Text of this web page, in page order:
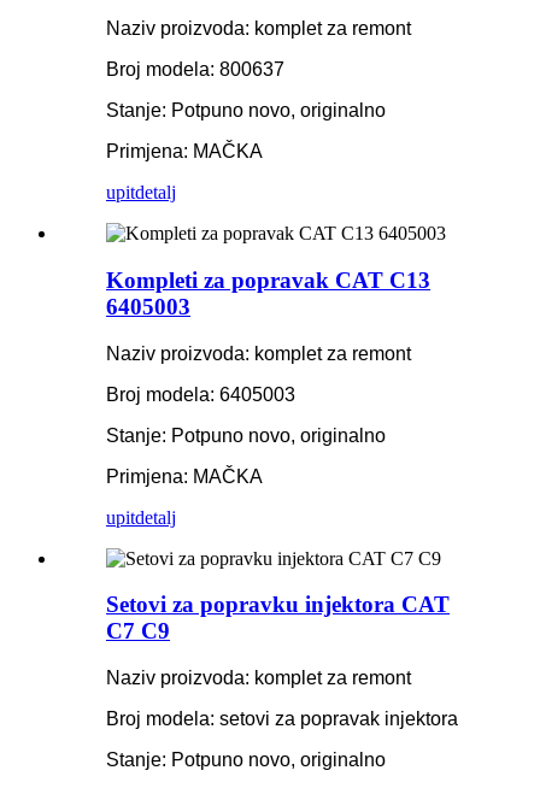
Naziv proizvoda: komplet za remont
Broj modela: 800637
Stanje: Potpuno novo, originalno
Primjena: MAČKA
upitdetalj
Kompleti za popravak CAT C13
6405003
Naziv proizvoda: komplet za remont
Broj modela: 6405003
Stanje: Potpuno novo, originalno
Primjena: MAČKA
upitdetalj
Setovi za popravku injektora CAT
C7 C9
Naziv proizvoda: komplet za remont
Broj modela: setovi za popravak injektora
Stanje: Potpuno novo, originalno